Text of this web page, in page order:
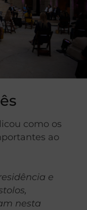
como os
ao
e
nesta